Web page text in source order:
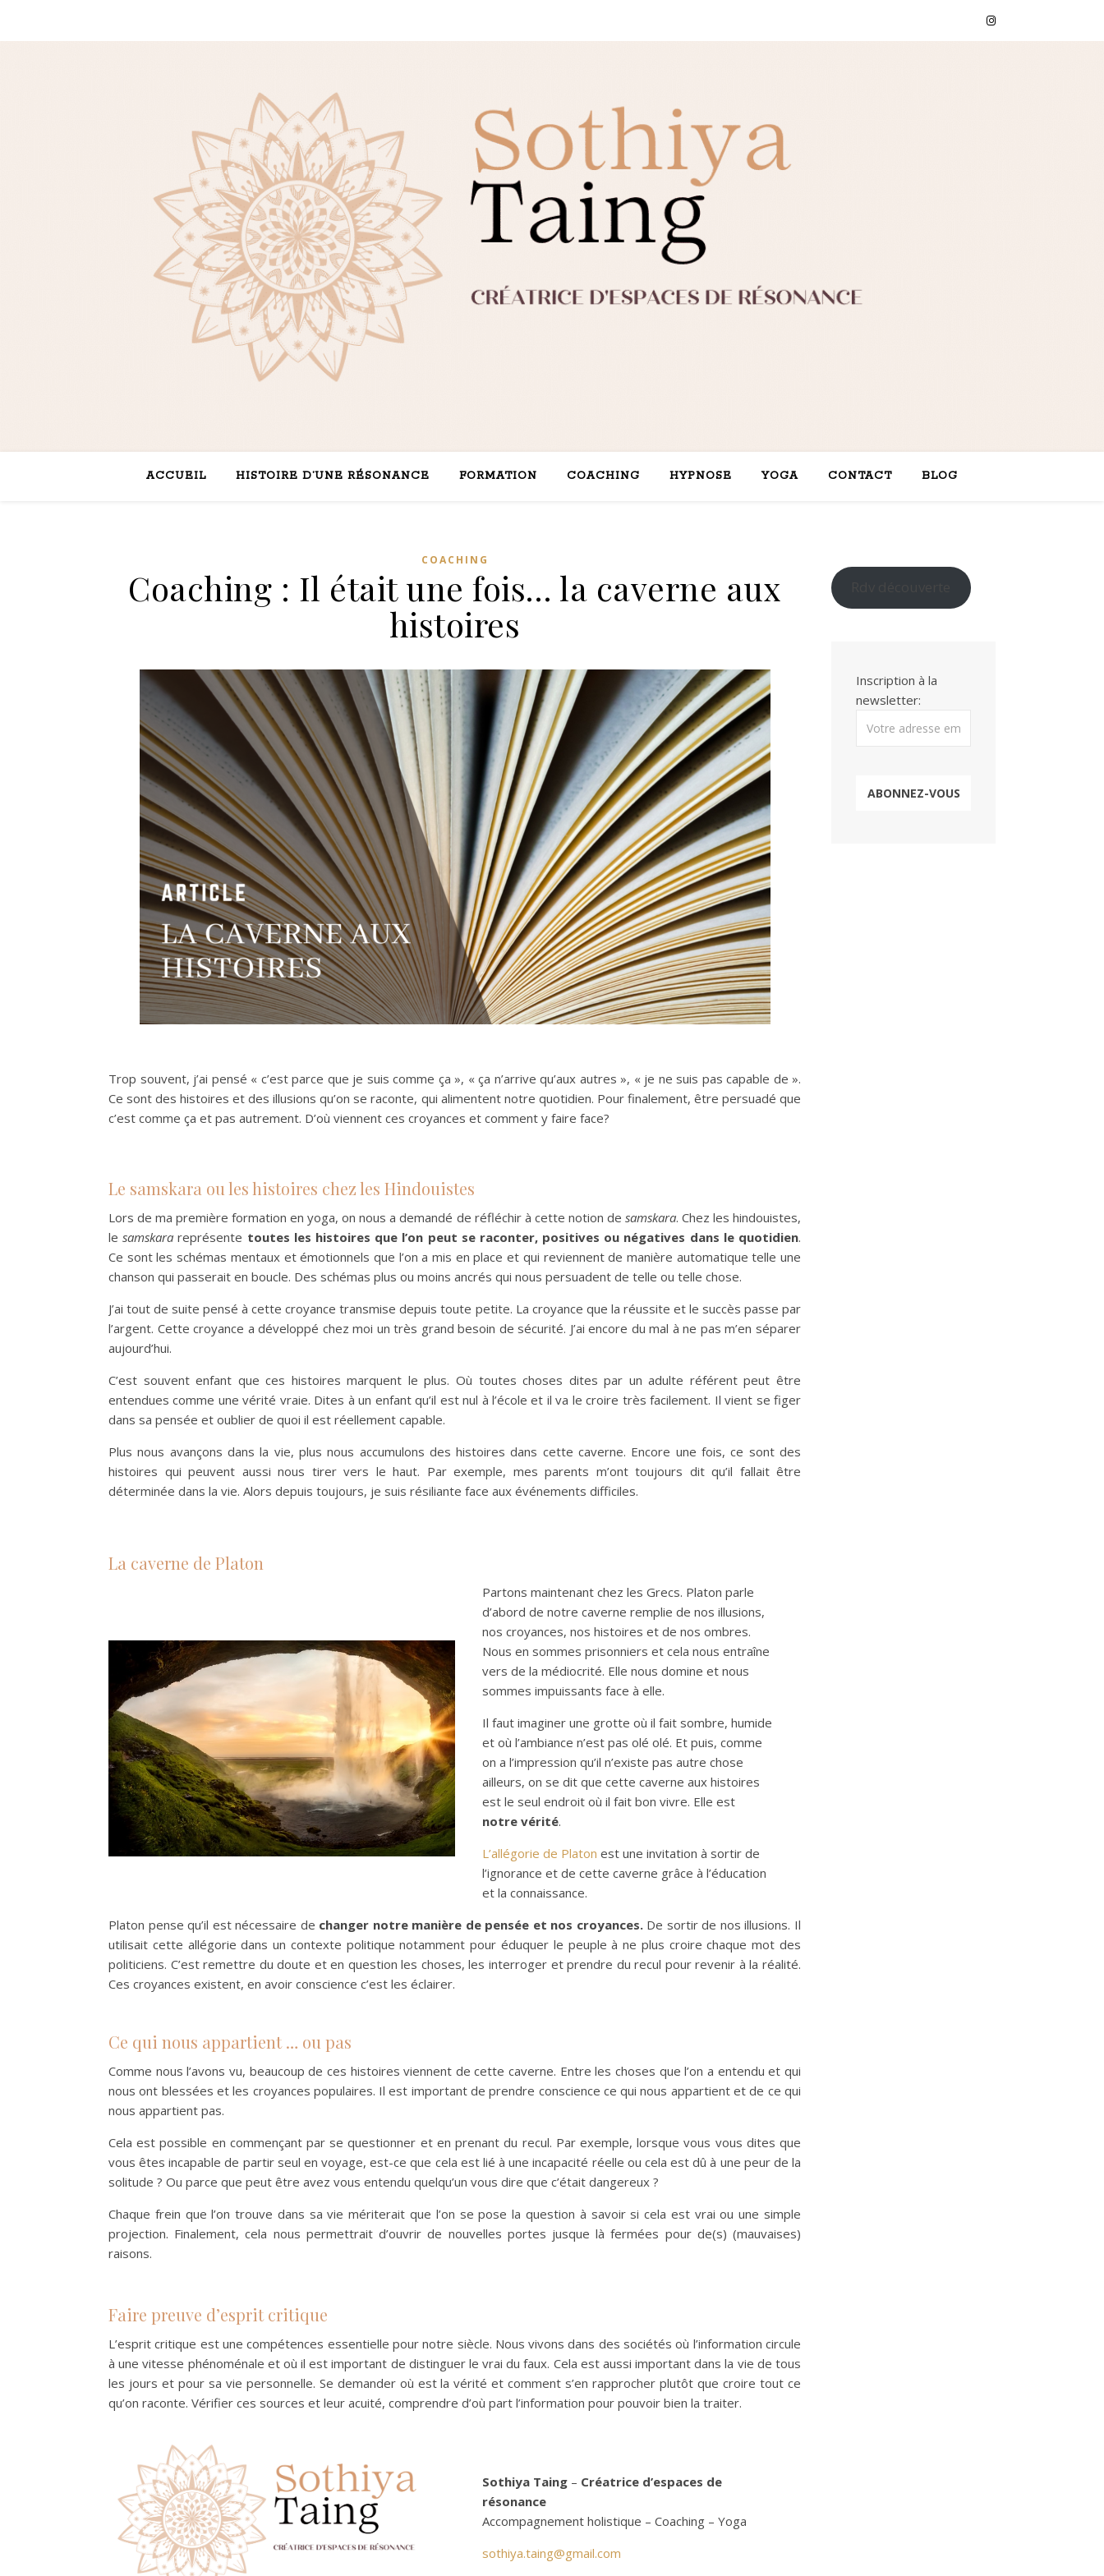
ACCUEIL HISTOIRE D’UNE RÉSONANCE FORMATION COACHING HYPNOSE YOGA CONTACT BLOG
COACHING
Coaching : Il était une fois… la caverne aux
histoires
Trop souvent, j’ai pensé « c’est parce que je suis comme ça », « ça n’arrive qu’aux autres », « je ne suis pas capable de ».
Ce sont des histoires et des illusions qu’on se raconte, qui alimentent notre quotidien. Pour finalement, être persuadé que
c’est comme ça et pas autrement. D’où viennent ces croyances et comment y faire face?
Le samskara ou les histoires chez les Hindouistes
Lors de ma première formation en yoga, on nous a demandé de réfléchir à cette notion de samskara. Chez les hindouistes,
lesamskara représente toutes les histoires que l’on peut se raconter, positives ou négatives dans le quotidien.
Ce sont les schémas mentaux et émotionnels que l’on a mis en place et qui reviennent de manière automatique telle une
chanson qui passerait en boucle. Des schémas plus ou moins ancrés qui nous persuadent de telle ou telle chose.
J’ai tout de suite pensé à cette croyance transmise depuis toute petite. La croyance que la réussite et le succès passe par
l’argent. Cette croyance a développé chez moi un très grand besoin de sécurité. J’ai encore du mal à ne pas m’en séparer
aujourd’hui.
C’est souvent enfant que ces histoires marquent le plus. Où toutes choses dites par un adulte référent peut être
entendues comme une vérité vraie. Dites à un enfant qu’il est nul à l’école et il va le croire très facilement. Il vient se figer
dans sa pensée et oublier de quoi il est réellement capable.
Plus nous avançons dans la vie, plus nous accumulons des histoires dans cette caverne. Encore une fois, ce sont des
histoires qui peuvent aussi nous tirer vers le haut. Par exemple, mes parents m’ont toujours dit qu’il fallait être
déterminée dans la vie. Alors depuis toujours, je suis résiliante face aux événements difficiles.
La caverne de Platon
Partons maintenant chez les Grecs. Platon parle
d’abord de notre caverne remplie de nos illusions,
nos croyances, nos histoires et de nos ombres.
Nous en sommes prisonniers et cela nous entraîne
vers de la médiocrité. Elle nous domine et nous
sommes impuissants face à elle.
Il faut imaginer une grotte où il fait sombre, humide
et où l’ambiance n’est pas olé olé. Et puis, comme
on a l’impression qu’il n’existe pas autre chose
ailleurs, on se dit que cette caverne aux histoires
est le seul endroit où il fait bon vivre. Elle est
notre vérité.
L’allégorie de Platon est une invitation à sortir de
l’ignorance et de cette caverne grâce à l’éducation
et la connaissance.
Platon pense qu’il est nécessaire de changer notre manière de pensée et nos croyances.De sortir de nos illusions. Il
utilisait cette allégorie dans un contexte politique notamment pour éduquer le peuple à ne plus croire chaque mot des
politiciens. C’est remettre du doute et en question les choses, les interroger et prendre du recul pour revenir à la réalité.
Ces croyances existent, en avoir conscience c’est les éclairer.
Ce qui nous appartient … ou pas
Comme nous l’avons vu, beaucoup de ces histoires viennent de cette caverne. Entre les choses que l’on a entendu et qui
nous ont blessées et les croyances populaires. Il est important de prendre conscience ce qui nous appartient et de ce qui
nous appartient pas.
Cela est possible en commençant par se questionner et en prenant du recul. Par exemple, lorsque vous vous dites que
vous êtes incapable de partir seul en voyage, est-ce que cela est lié à une incapacité réelle ou cela est dû à une peur de la
solitude ? Ou parce que peut être avez vous entendu quelqu’un vous dire que c’était dangereux ?
Chaque frein que l’on trouve dans sa vie mériterait que l’on se pose la question à savoir si cela est vrai ou une simple
projection. Finalement, cela nous permettrait d’ouvrir de nouvelles portes jusque là fermées pour de(s) (mauvaises)
raisons.
Faire preuve d’esprit critique
L’esprit critique est une compétences essentielle pour notre siècle. Nous vivons dans des sociétés où l’information circule
à une vitesse phénoménale et où il est important de distinguer le vrai du faux. Cela est aussi important dans la vie de tous
les jours et pour sa vie personnelle. Se demander où est la vérité et comment s’en rapprocher plutôt que croire tout ce
qu’on raconte. Vérifier ces sources et leur acuité, comprendre d’où part l’information pour pouvoir bien la traiter.
Sothiya Taing – Créatrice d’espaces de
résonance
Accompagnement holistique – Coaching – Yoga
sothiya.taing@gmail.com
Inscription à la
newsletter: